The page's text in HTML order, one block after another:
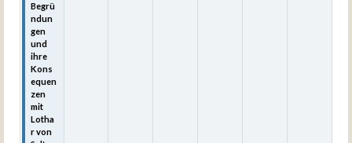
Begrü
ndun
gen
und
ihre
Kons
equen
zen
mit
Lotha
r von